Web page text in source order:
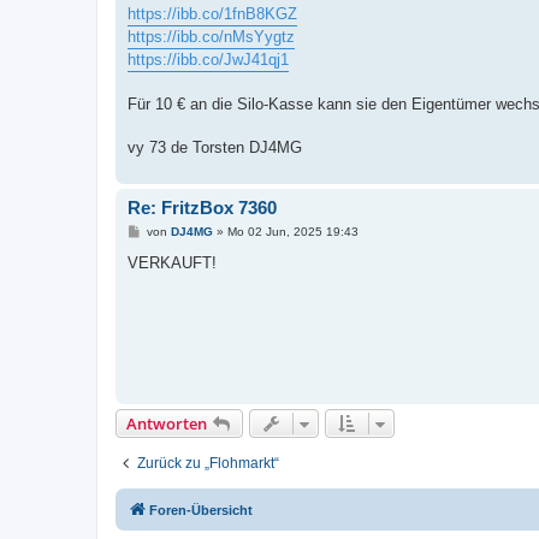
https://ibb.co/1fnB8KGZ
https://ibb.co/nMsYygtz
https://ibb.co/JwJ41qj1
Für 10 € an die Silo-Kasse kann sie den Eigentümer
vy 73 de Torsten DJ4MG
Re: FritzBox 7360
B
i
von DJ4MG» Mo 02 Jun, 2025 19:43
VERKAUFT!
Antworten
Zurück zu „Flohmarkt“
Foren-Übersicht